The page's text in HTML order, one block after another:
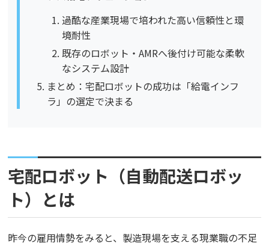
過酷な産業現場で培われた高い信頼性と環
境耐性
既存のロボット・AMRへ後付け可能な柔軟
なシステム設計
まとめ：宅配ロボットの成功は「給電インフ
ラ」の選定で決まる
宅配ロボット（自動配送ロボッ
ト）とは
昨今の雇用情勢をみると、製造現場を支える現業職の不足